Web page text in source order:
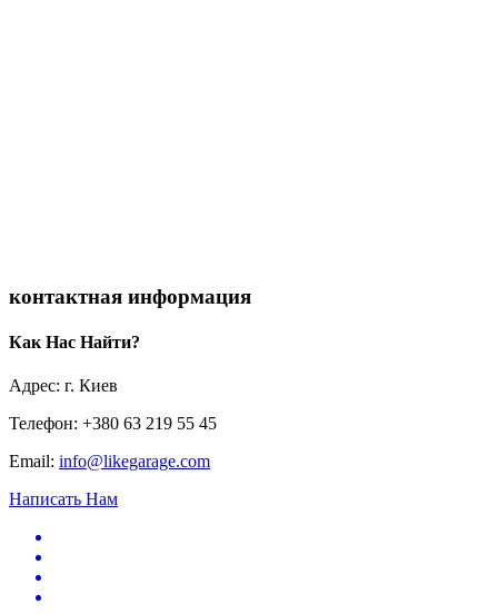
контактная информация
Как Нас Найти?
Адрес: г. Киев
Телефон: +380 63 219 55 45
Email: info@likegarage.com
Написать Нам